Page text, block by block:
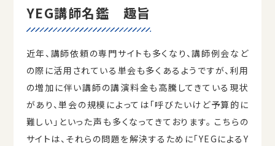
YEG講師名鑑 趣旨
近年、講師依頼の専門サイトも多くなり、講師例会など
の際に活用されている単会も多くあるようですが、利用
の増加に伴い講師の講演料金も高騰してきている現状
があり、単会の規模によっては「呼びたいけど予算的に
難しい」といった声も多くなってきております。 こちらの
サイトは、それらの問題を解決するために「YEGによるY